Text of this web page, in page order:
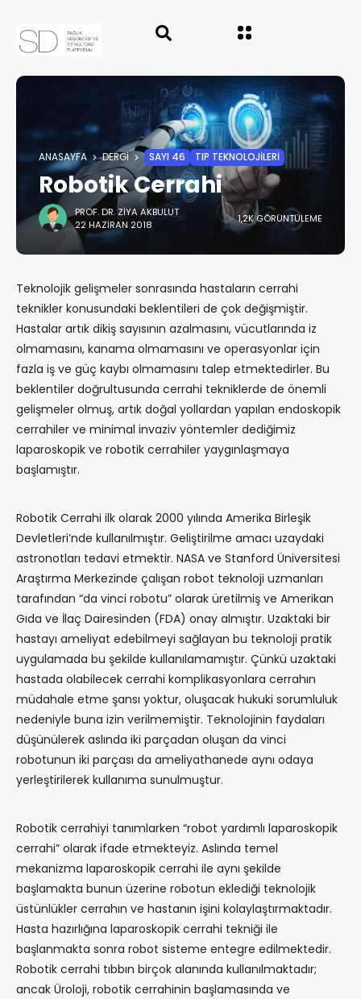
ANASAYFA DERGI SAYI 46 TIP TEKNOLOJİLERİ
Robotik Cerrahi
PROF. DR. ZIYA AKBULUT
22 HAZIRAN 2018
1,2K GÖRÜNTÜLEME
Teknolojik gelişmeler sonrasında hastaların cerrahi
teknikler konusundaki beklentileri de çok değişmiştir.
Hastalar artık dikiş sayısının azalmasını, vücutlarında iz
olmamasını, kanama olmamasını ve operasyonlar için
fazla iş ve güç kaybı olmamasını talep etmektedirler. Bu
beklentiler doğrultusunda cerrahi tekniklerde de önemli
gelişmeler olmuş, artık doğal yollardan yapılan endoskopik
cerrahiler ve minimal invaziv yöntemler dediğimiz
laparoskopik ve robotik cerrahiler yaygınlaşmaya
başlamıştır.
Robotik Cerrahi ilk olarak 2000 yılında Amerika Birleşik
Devletleri’nde kullanılmıştır. Geliştirilme amacı uzaydaki
astronotları tedavi etmektir. NASA ve Stanford Üniversitesi
Araştırma Merkezinde çalışan robot teknoloji uzmanları
tarafından “da vinci robotu” olarak üretilmiş ve Amerikan
Gıda ve İlaç Dairesinden (FDA) onay almıştır. Uzaktaki bir
hastayı ameliyat edebilmeyi sağlayan bu teknoloji pratik
uygulamada bu şekilde kullanılamamıştır. Çünkü uzaktaki
hastada olabilecek cerrahi komplikasyonlara cerrahın
müdahale etme şansı yoktur, oluşacak hukuki sorumluluk
nedeniyle buna izin verilmemiştir. Teknolojinin faydaları
düşünülerek aslında iki parçadan oluşan da vinci
robotunun iki parçası da ameliyathanede aynı odaya
yerleştirilerek kullanıma sunulmuştur.
Robotik cerrahiyi tanımlarken “robot yardımlı laparoskopik
cerrahi” olarak ifade etmekteyiz. Aslında temel
mekanizma laparoskopik cerrahi ile aynı şekilde
başlamakta bunun üzerine robotun eklediği teknolojik
üstünlükler cerrahın ve hastanın işini kolaylaştırmaktadır.
Hasta hazırlığına laparoskopik cerrahi tekniği ile
başlanmakta sonra robot sisteme entegre edilmektedir.
Robotik cerrahi tıbbın birçok alanında kullanılmaktadır;
ancak Üroloji, robotik cerrahinin başlamasında ve